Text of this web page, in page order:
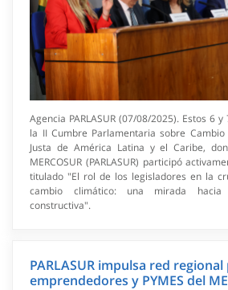
Agencia PARLASUR (07/08/2025). Estos 6
la II Cumbre Parlamentaria sobre
Justa de América Latina y el Caribe,
MERCOSUR (PARLASUR) participó
titulado "El rol de los legisladores en la
cambio climático: una mirada
constructiva".
PARLASUR impulsa red
emprendedores y PYMES del